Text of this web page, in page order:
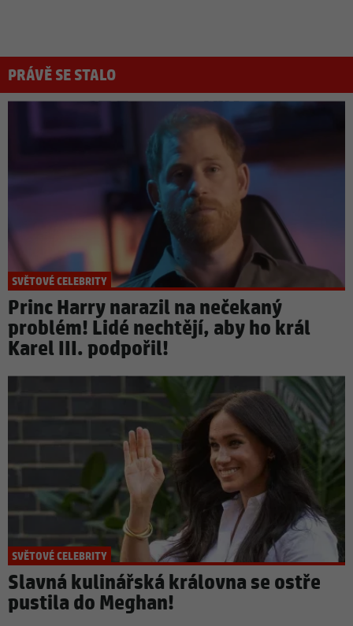
PRÁVĚ SE STALO
SVĚTOVÉ CELEBRITY
Princ Harry narazil na nečekaný
problém! Lidé nechtějí, aby ho král
Karel III. podpořil!
SVĚTOVÉ CELEBRITY
Slavná kulinářská královna se ostře
pustila do Meghan!